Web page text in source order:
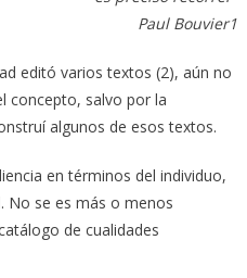
Paul Bouvier1
editó varios textos (2), aún no
concepto, salvo por la
algunos de esos textos.
en términos del individuo,
No se es más o menos
de cualidades